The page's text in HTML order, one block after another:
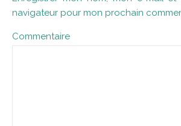
navigateur pour mon prochain
Commentaire